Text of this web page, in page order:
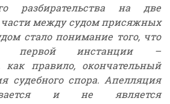
разбирательства на две
части между судом присяжных
стало понимание того, что
первой инстанции –
правило, окончательный
судебного спора. Апелляция
и не является